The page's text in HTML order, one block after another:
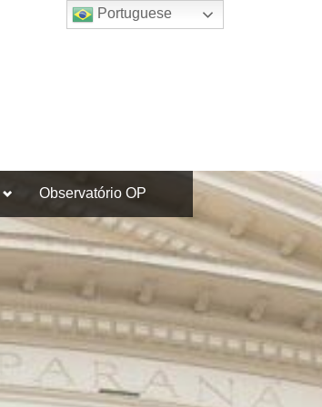
Toggle
menu
Observatório OP
Portuguese